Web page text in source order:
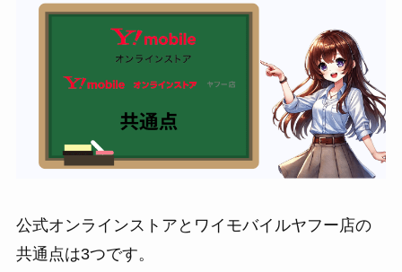
公式オンラインストアとワイモバイルヤフー店の
共通点は3つです。